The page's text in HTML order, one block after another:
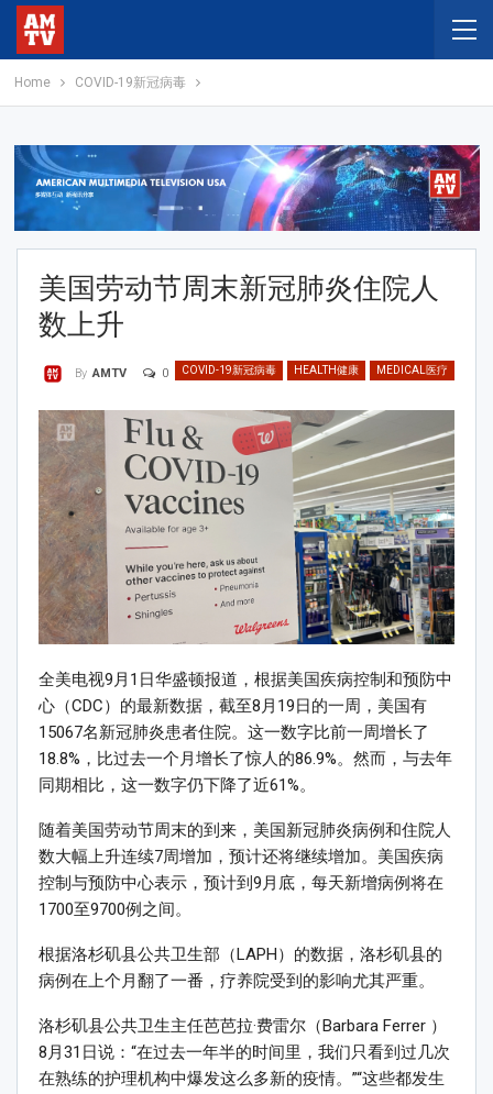
Home COVID-19新冠病毒
美国劳动节周末新冠肺炎住院人
数上升
COVID-19新冠病毒 HEALTH健康 MEDICAL医疗
By AMTV 0
全美电视9月1日华盛顿报道，根据美国疾病控制和预防中
心（CDC）的最新数据，截至8月19日的一周，美国有
15067名新冠肺炎患者住院。这一数字比前一周增长了
18.8%，比过去一个月增长了惊人的86.9%。然而，与去年
同期相比，这一数字仍下降了近61%。
随着美国劳动节周末的到来，美国新冠肺炎病例和住院人
数大幅上升连续7周增加，预计还将继续增加。美国疾病
控制与预防中心表示，预计到9月底，每天新增病例将在
1700至9700例之间。
根据洛杉矶县公共卫生部（LAPH）的数据，洛杉矶县的
病例在上个月翻了一番，疗养院受到的影响尤其严重。
洛杉矶县公共卫生主任芭芭拉·费雷尔（Barbara Ferrer ）
8月31日说：“在过去一年半的时间里，我们只看到过几次
在熟练的护理机构中爆发这么多新的疫情。”“这些都发生